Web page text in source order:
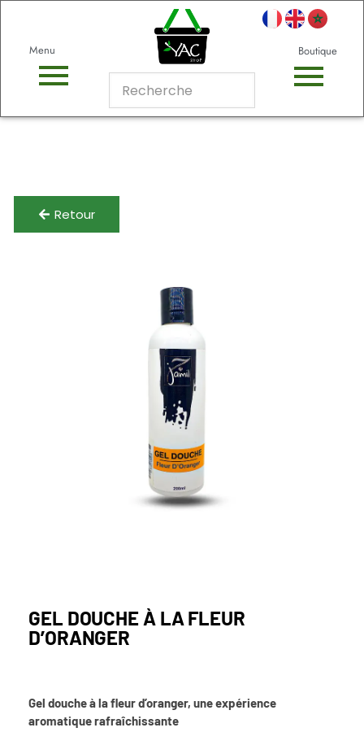
Menu Boutique
Retour
GEL DOUCHE À LA FLEUR
D’ORANGER
Gel douche à la fleur d’oranger, une expérience
aromatique rafraîchissante